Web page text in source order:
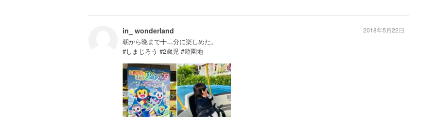
in_ wonderland
朝から晩まで十二分に楽しめた。
#しまじろう #2歳児 #遊園地
2018年5月22日